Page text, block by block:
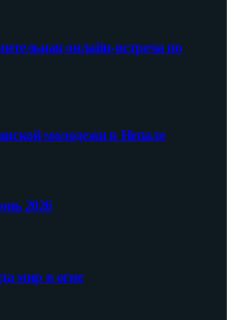
онлайн-встреча по
молодежи в Непале
2026
мир в огне